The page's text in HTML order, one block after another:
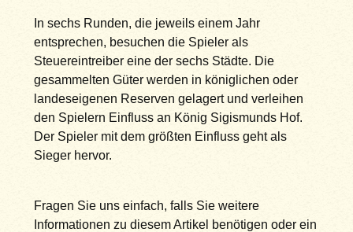
In sechs Runden, die jeweils einem Jahr
entsprechen, besuchen die Spieler als
Steuereintreiber eine der sechs Städte. Die
gesammelten Güter werden in königlichen oder
landeseigenen Reserven gelagert und verleihen
den Spielern Einfluss an König Sigismunds Hof.
Der Spieler mit dem größten Einfluss geht als
Sieger hervor.
Fragen Sie uns einfach, falls Sie weitere
Informationen zu diesem Artikel benötigen oder ein